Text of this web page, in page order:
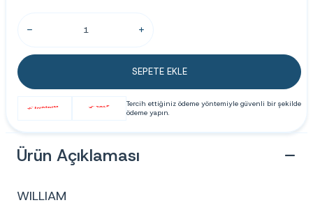
SEPETE EKLE
Tercih ettiğiniz ödeme yöntemiyle güvenli bir şekilde
ödeme yapın.
Ürün Açıklaması
WILLIAM